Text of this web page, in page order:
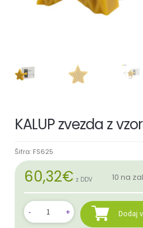
KALUP zvezda z
Šifra: FS625
60,32€ z DDV 10 na
Dodaj